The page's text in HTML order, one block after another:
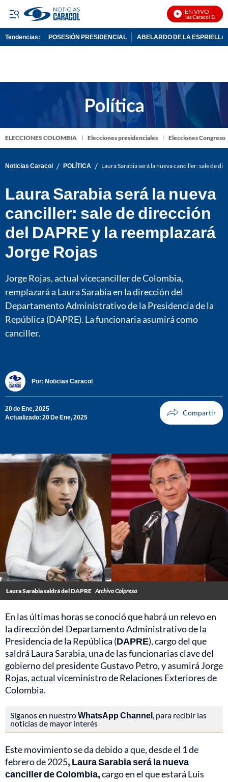
EN VIVO
Noticias Caracol En Vivo
Tendencias: POSESIÓN PRESIDENCIAL ABELARDO DE LA ESPRIELLA
ELECCIONES COLOMBIA Elecciones presidenciales Elecciones Congreso
Noticias Caracol / POLÍTICA / Laura Sarabia será la nueva canciller: sale de
Laura Sarabia será la nueva
canciller: sale de dirección
del DAPRE y la reemplazará
Jorge Rojas
Jorge Rojas, actual vicecanciller de Colombia,
remplazará a Laura Sarabia en la dirección del
Departamento Administrativo de la Presidencia de la
República (DAPRE). La funcionaria asumirá como
canciller.
Por: Noticias Caracol
20 de Ene, 2025
Actualizado: 20 De Ene, 2025
Laura Sarabia saldrá del DAPRE Archivo Colpresa
En las últimas horas se conoció que habrá un relevo en
la dirección del Departamento Administrativo de la
Presidencia de la República (DAPRE), cargo del que
saldrá Laura Sarabia, una de las funcionarias clave del
gobierno del presidente Gustavo Petro, y asumirá Jorge
Rojas, actual viceministro de Relaciones Exteriores de
Colombia.
Síganos en nuestroWhatsApp Channel, para recibir las
noticias de mayor interés
Este movimiento se da debido a que, desde el 1 de
febrero de 2025, Laura Sarabia será la nueva
canciller de Colombia,cargo en el que estará Luis